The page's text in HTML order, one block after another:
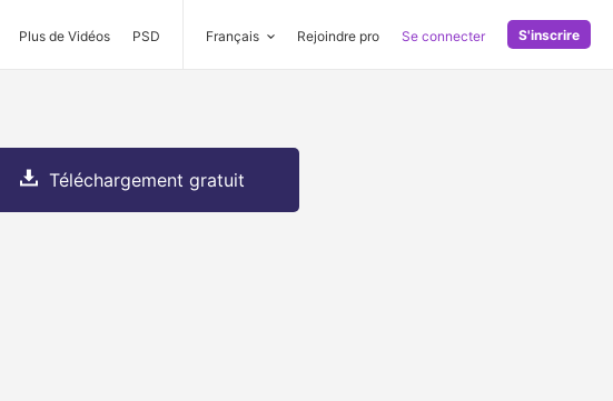
Plus de Vidéos PSD Français Rejoindre pro Se connecter S'inscrire
Téléchargement gratuit